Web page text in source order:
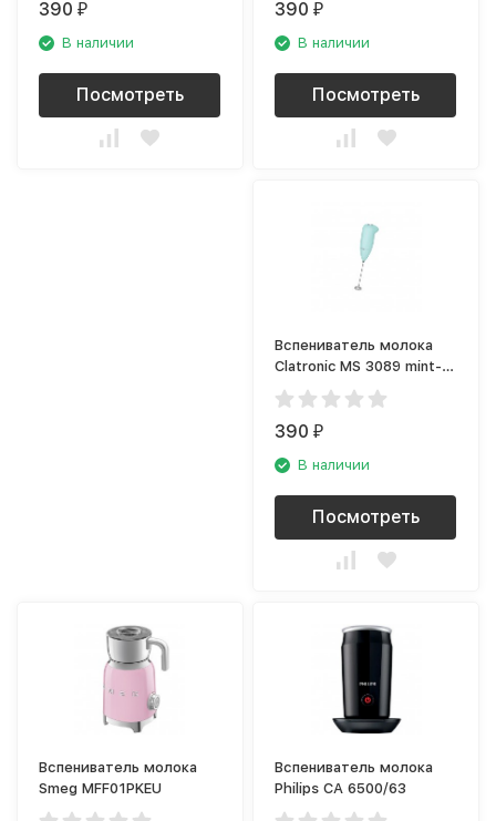
390₽
В наличии
Посмотреть
390₽
В наличии
Посмотреть
Вспениватель молока
Clatronic MS 3089 mint-
grun
390₽
В наличии
Посмотреть
Вспениватель молока
Smeg MFF01PKEU
Вспениватель молока
Philips CA 6500/63